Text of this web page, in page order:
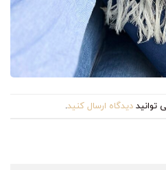
توانیددیدگاه ارسال کنید.